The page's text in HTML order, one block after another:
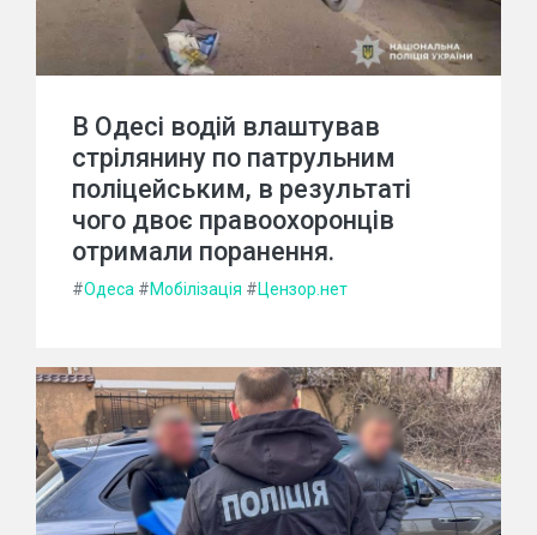
В Одесі водій влаштував
стрілянину по патрульним
поліцейським, в результаті
чого двоє правоохоронців
отримали поранення.
#Одеса #Мобілізація #Цензор.нет